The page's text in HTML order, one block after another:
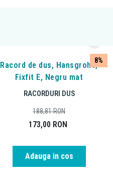
8%
Racord de dus, Hansgrohe,
Fixfit E, Negru mat
RACORDURI DUS
173,00 RON
188,81RON
Adauga in cos